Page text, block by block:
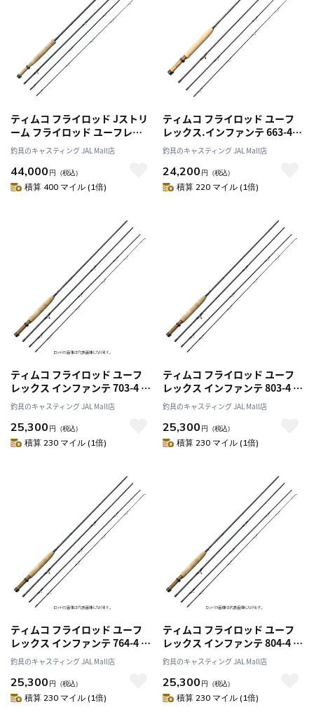
ティムコ フライロッド Jストリ
ーム フライロッド ユーフレッ
クス・Jストリーム JS834-4
釣具のキャスティング JAL Mall店
44,000 円 （税込）
積算 400 マイル (1倍)
ティムコ フライロッド ユーフ
レックス.インファンテ 663-4
ブルーグレー
釣具のキャスティング JAL Mall店
24,200 円 （税込）
積算 220 マイル (1倍)
ティムコ フライロッド ユーフ
レックス インファンテ 703-4 ブ
ルーグレー (4ピース)
釣具のキャスティング JAL Mall店
25,300 円 （税込）
積算 230 マイル (1倍)
ティムコ フライロッド ユーフ
レックス インファンテ 803-4 ブ
ルーグレー (4ピース)
釣具のキャスティング JAL Mall店
25,300 円 （税込）
積算 230 マイル (1倍)
ティムコ フライロッド ユーフ
レックス インファンテ 764-4 ブ
ルーグレー (4ピース)
釣具のキャスティング JAL Mall店
25,300 円 （税込）
積算 230 マイル (1倍)
ティムコ フライロッド ユーフ
レックス インファンテ 804-4 ブ
ルーグレー (4ピース)
釣具のキャスティング JAL Mall店
25,300 円 （税込）
積算 230 マイル (1倍)